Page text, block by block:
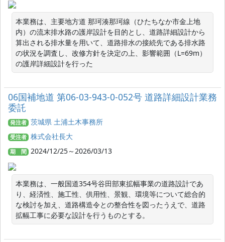
本業務は、主要地方道 那珂湊那珂線（ひたちなか市金上地
内）の流末排水路の護岸設計を目的とし、道路詳細設計から
算出される排水量を用いて、道路排水の接続先である排水路
の状況を調査し、改修方針を決定の上、影響範囲（L=69m）
の護岸詳細設計を行った
06国補地道 第06-03-943-0-052号 道路詳細設計業務
委託
発注者 茨城県 土浦土木事務所
受注者 株式会社長大
期 間 2024/12/25～2026/03/13
本業務は、一般国道354号谷田部東拡幅事業の道路設計であ
り、経済性、施工性、供用性、景観、環境等について総合的
な検討を加え、道路構造令との整合性を図ったうえで、道路
拡幅工事に必要な設計を行うものとする。